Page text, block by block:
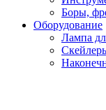
Боры,
Оборудование
Лампа